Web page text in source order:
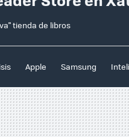
tienda de libros
Apple Samsung